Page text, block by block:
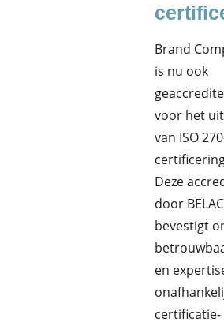
Brand
is nu ook
voor het
van ISO
Deze
door BELAC
bevestigt
en
certificatie-